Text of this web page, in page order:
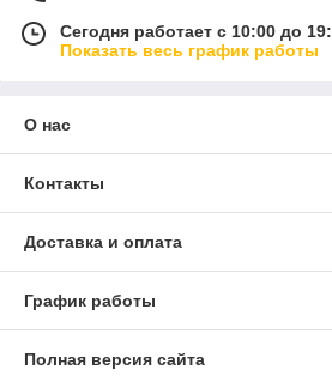
Сегодня работает с 10:00 до
Показать весь график работы
О нас
Контакты
Доставка и оплата
График работы
Полная версия сайта